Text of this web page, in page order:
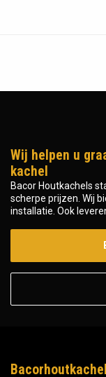
Wij helpen u
kachel
Bacor Houtkachels
scherpe prijzen. Wij
installatie. Ook